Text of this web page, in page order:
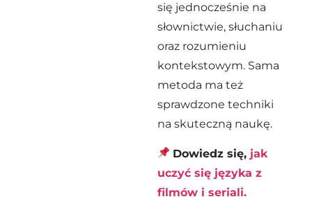
się jednocześnie na
słownictwie, słuchaniu
oraz rozumieniu
kontekstowym. Sama
metoda ma też
sprawdzone techniki
na skuteczną naukę.
Dowiedz się, jak
uczyć się języka z
filmów i seriali.